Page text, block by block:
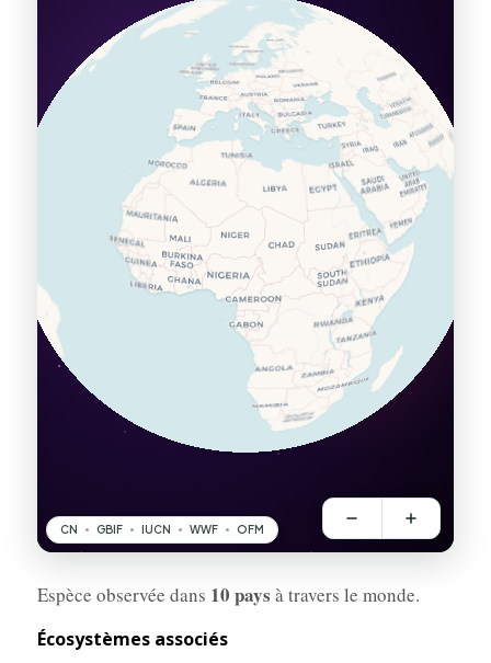
Espèce observée dans 10 pays à travers le monde.
Écosystèmes associés